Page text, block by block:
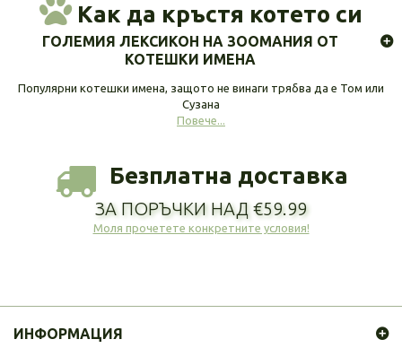
Как да кръстя котето си
ГОЛЕМИЯ ЛЕКСИКОН НА ЗООМАНИЯ ОТ
КОТЕШКИ ИМЕНА
Популярни котешки имена, защото не винаги трябва да е Том или
Сузана
Повече...
Безплатна доставка
ЗА ПОРЪЧКИ НАД €59.99
Моля прочетете конкретните условия!
ИНФОРМАЦИЯ